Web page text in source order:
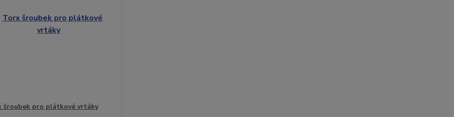
šroubek pro plátkové vrtáky